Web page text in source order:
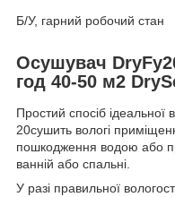
Б/У, гарний робочий стан
Осушувач
год 40-50 м2
Простий спосіб ідеальної
20сушить вологі
пошкодження водою або
ванній або спальні.
У разі правильної